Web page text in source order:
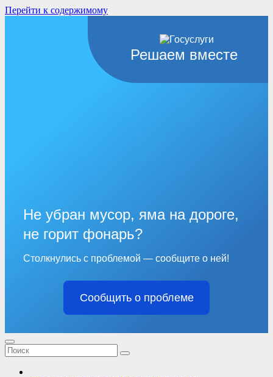
Перейти к содержимому
Решаем вместе
Не убран мусор, яма на дороге,
не горит фонарь?
Столкнулись с проблемой — сообщите о ней!
Сообщить о проблеме